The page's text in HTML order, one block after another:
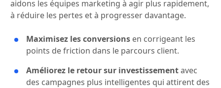
aidons les équipes marketing à agir plus rapidement,
à réduire les pertes et à progresser davantage.
Maximisez les conversions en corrigeant les
points de friction dans le parcours client.
Améliorez le retour sur investissementavec
des campagnes plus intelligentes qui attirent des